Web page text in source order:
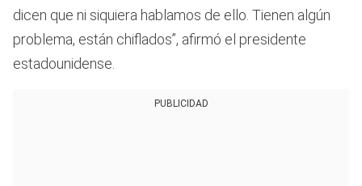
dicen que ni siquiera hablamos de ello. Tienen algún
problema, están chiflados”, afirmó el presidente
estadounidense.
PUBLICIDAD